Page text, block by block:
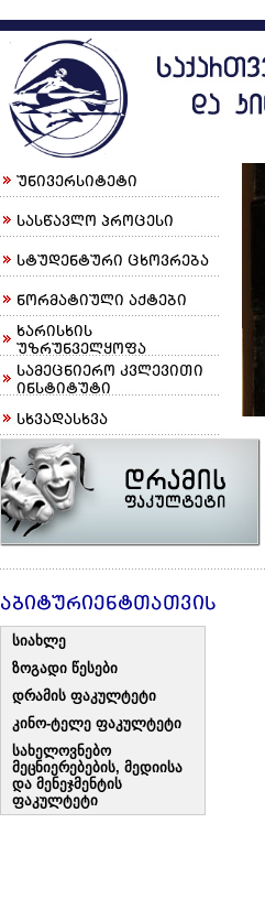
უნივერსიტეტი
სასწავლო პროცესი
სტუდენტური ცხოვრება
ნორმატიული აქტები
ხარისხის
უზრუნველყოფა
სამეცნიერო კვლევითი
ინსტიტუტი
სხვადასხვა
აბიტურიენტთათვის
სიახლე
ზოგადი წესები
დრამის ფაკულტეტი
კინო-ტელე ფაკულტეტი
სახელოვნებო
მეცნიერებების, მედიისა
და მენეჯმენტის
ფაკულტეტი